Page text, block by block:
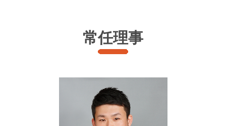
常任理事